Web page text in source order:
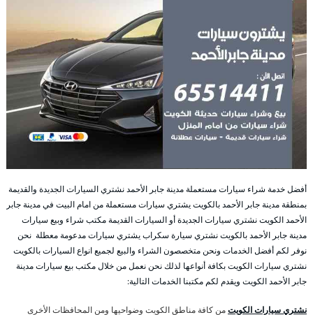
أفضل خدمة شراء سيارات مستعملة مدينة جابر الأحمد نشتري السيارات الجديدة والقديمة
بمنطقة مدينة جابر الأحمد بالكويت يشتري سيارات مستعملة من امام البيت في مدينة جابر
الأحمد الكويت نشتري سيارات الجديدة أو السيارات القديمة مكتب شراء وبيع سيارات
مدينة جابر الأحمد بالكويت نشتري سيارة سكراب يشتري سيارات مدعومة معطلة نحن
نوفر لكم أفضل الخدمات ونحن متخصصون الشراء والبيع لجميع انواع السيارات بالكويت
نشتري سيارات الكويت بكافة أنواعها لذلك نحن نعمل من خلال مكتب بيع سيارات مدينة
جابر الأحمد الكويت ويقدم لكم مكتبنا الخدمات التالية:
نشتري سيارات الكويتمن كافة مناطق الكويت وضواحيها ومن المحافظات الأخرى